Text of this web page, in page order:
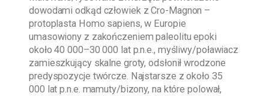
dowodami odkąd człowiek z Cro-Magnon –
protoplasta Homo sapiens, w Europie
umasowiony z zakończeniem paleolitu epoki
około 40 000–30 000 lat p.n.e., myśliwy/poławiacz
zamieszkujący skalne groty, odsłonił wrodzone
predyspozycje twórcze. Najstarsze z około 35
000 lat p.n.e. mamuty/bizony, na które polował,